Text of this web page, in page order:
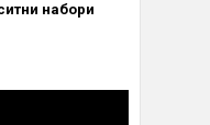
набори